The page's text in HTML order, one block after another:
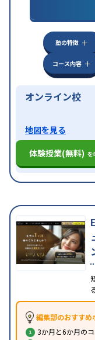
特徴
中高
学
科目
塾の特徴
コース内容
オンライン校
地図を見る
体験授業(無料) を
編集部のおすすめ
3か月と6か月の